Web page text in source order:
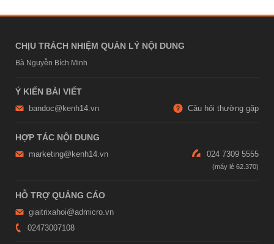
CHỊU TRÁCH NHIỆM QUẢN LÝ NỘI DUNG
Bà Nguyễn Bích Minh
Ý KIẾN BÀI VIẾT
bandoc@kenh14.vn Câu hỏi thường gặp
HỢP TÁC NỘI DUNG
marketing@kenh14.vn 024 7309 5555
HỖ TRỢ QUẢNG CÁO
giaitrixahoi@admicro.vn
02473007108